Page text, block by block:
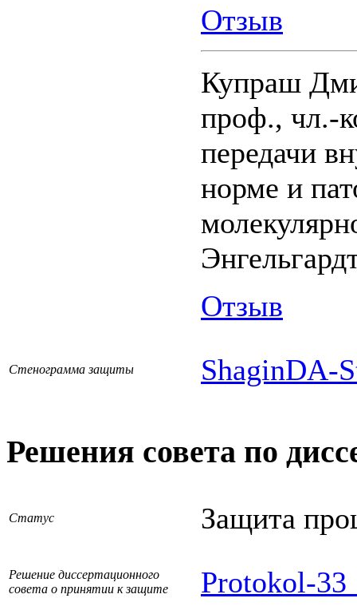
Отзыв
Купраш
проф., чл.-
передачи
норме и
Отзыв
Стенограмма защиты ShaginDA-
Решения совета по
Статус Защита
Решение диссертационного
совета о принятии к защите
Protokol-